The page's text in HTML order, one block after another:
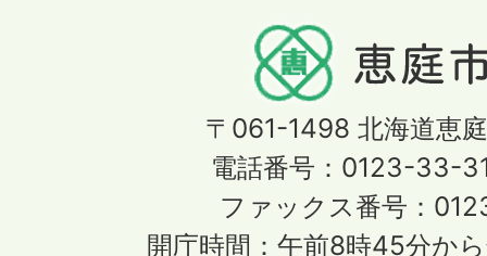
〒061-1498 北海道恵
電話番号：0123-33-
ファックス番号：
開庁時間：午前8時45分か